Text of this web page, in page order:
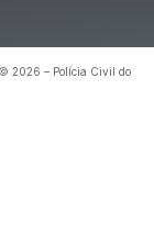
2026 – Polícia Civil do